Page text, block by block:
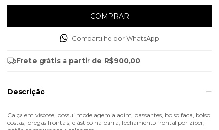
Compartilhe por WhatsApp
Frete grátis a partir de R$900,00
Descrição
Calça em viscose, possui modelagem aladim, passantes, bolso faca, bolso
costas, pregas frontais, elástico na barra, fechamento frontal por zíper,